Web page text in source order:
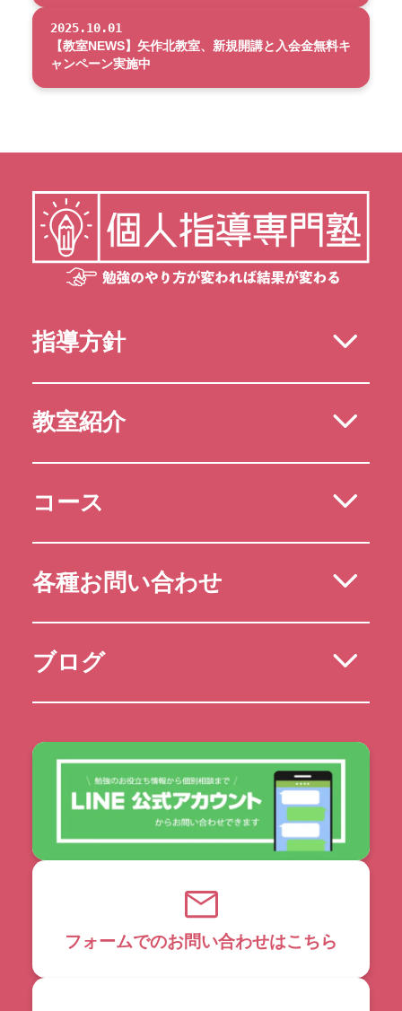
2025.10.01
【教室NEWS】矢作北教室、新規開講と入会金無料キ
ャンペーン実施中
指導方針
教室紹介
コース
各種お問い合わせ
ブログ
フォームでのお問い合わせはこちら